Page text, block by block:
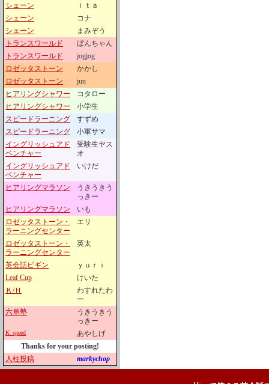
シェーン
ｉｔａ
シェーン
コナ
シェーン
まみぞう
トランスワールド
ぼんちゃん
トランスワールド
jogjog
ロゼッタストーン
かかし
ロゼッタストーン
jun
ヒアリングシャワー
コタロー
ヒアリングシャワー
小学生
スピードラーニング
すずめ
スピードラーニング
小軍サマ
イングリッシュアド
ベンチャー
受験生ヤス
オ
イングリッシュアド
ベンチャー
いけだ
ヒアリングマラソン
うきうきう
っきー
ヒアリングマラソン
いも
ロゼッタストーン・
ラーニングセンター
エリ
ロゼッタストーン・
ラーニングセンター
英太
英会話ビギン
ｙｕｒｉ
Leaf Cup
けいた
Ｋ/Ｈ
わすれたわ
ー
六単塾
うきうきう
っきー
K_speed
あやしげ
Thanks for your posting!
人柱投稿
markychop